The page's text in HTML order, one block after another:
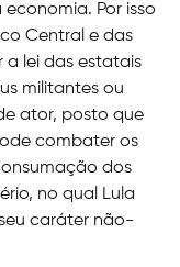
Por isso
Central e das
a lei das estatais
militantes ou
ator, posto que
combater os
dos
no qual Lula
caráter não-